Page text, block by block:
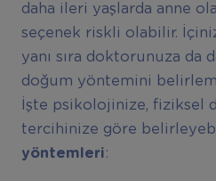
daha ileri yaşlarda anne
seçenek riskli olabilir.
yanı sıra doktorunuza da
doğum yöntemini
İşte psikolojinize, fiziksel
tercihinize göre
yöntemleri: